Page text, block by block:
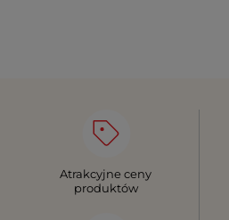
Atrakcyjne ceny
produktów